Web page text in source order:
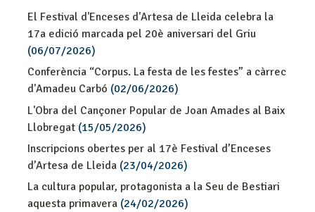
El Festival d'Enceses d'Artesa de Lleida celebra la
17a edició marcada pel 20è aniversari del Griu
(06/07/2026)
Conferència “Corpus. La festa de les festes” a càrrec
d'Amadeu Carbó (02/06/2026)
L'Obra del Cançoner Popular de Joan Amades al Baix
Llobregat (15/05/2026)
Inscripcions obertes per al 17è Festival d’Enceses
d’Artesa de Lleida (23/04/2026)
La cultura popular, protagonista a la Seu de Bestiari
aquesta primavera (24/02/2026)